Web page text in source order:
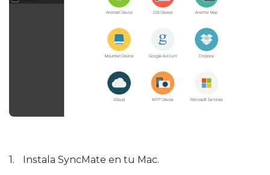
Instala SyncMate en tu Mac.